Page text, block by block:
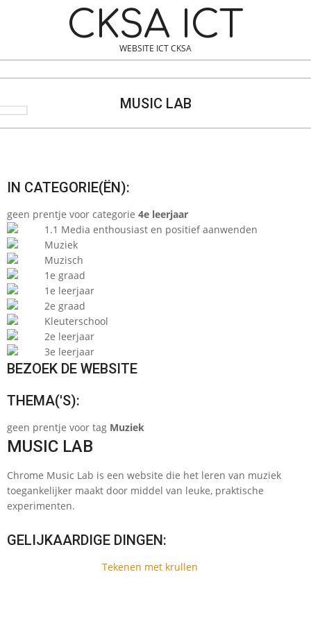
CKSA ICT
WEBSITE ICT CKSA
MUSIC LAB
IN CATEGORIE(ËN):
geen prentje voor categorie 4e leerjaar
1.1 Media enthousiast en positief aanwenden
Muziek
Muzisch
1e graad
1e leerjaar
2e graad
Kleuterschool
2e leerjaar
3e leerjaar
BEZOEK DE WEBSITE
THEMA('S):
geen prentje voor tag Muziek
MUSIC LAB
Chrome Music Lab is een website die het leren van muziek
toegankelijker maakt door middel van leuke, praktische
experimenten.
GELIJKAARDIGE DINGEN:
Tekenen met krullen